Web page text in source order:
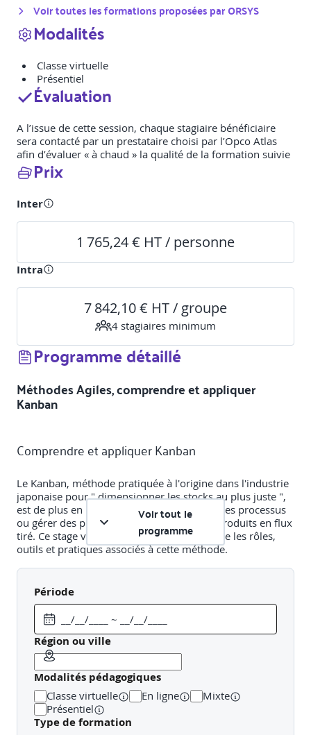
Voir toutes les formations proposées parORSYS
Modalités
Classe virtuelle
Présentiel
Évaluation
A l’issue de cette session, chaque stagiaire bénéficiaire
sera contacté par un prestataire choisi par l’Opco Atlas
afin d’évaluer « à chaud » la qualité de la formation suivie
Prix
Inter
1 765,24 € HT / personne
Intra
7 842,10 € HT / groupe
4 stagiaires minimum
Programme détaillé
Méthodes Agiles, comprendre et appliquer
Kanban
Comprendre et appliquer Kanban
Le Kanban, méthode pratiquée à l'origine dans l'industrie
japonaise pour " dimensionner les stocks au plus juste ",
est de plus en plus utilisée pour améliorer ses processus
ou gérer des projets informatiques et des produits en flux
tiré. Ce stage vous permettra de comprendre les rôles,
outils et pratiques associés à cette méthode.
Objectifs pédagogiques
A l'issue de la formation, le participant sera en mesure de
Connaître les principes fondamentaux du Kanban
Comprendre ce qu'est un système Kanban
Maîtriser les outils associés à Kanban pour l'IT
Accompagner une équipe dans son adoption de
Kanban
Interfacer des systèmes Kanban différents pour
Voir tout le
programme
Période
Région ou ville
Modalités pédagogiques
Classe virtuelle En ligne
Mixte
Présentiel
Type de formation